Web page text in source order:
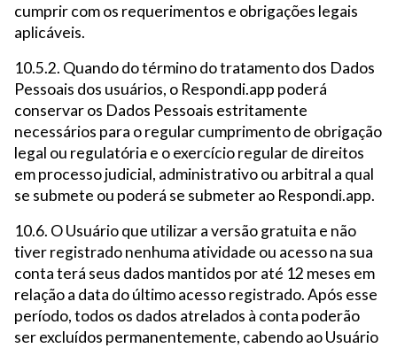
cumprir com os requerimentos e obrigações legais
aplicáveis.
10.5.2. Quando do término do tratamento dos Dados
Pessoais dos usuários, o Respondi.app poderá
conservar os Dados Pessoais estritamente
necessários para o regular cumprimento de obrigação
legal ou regulatória e o exercício regular de direitos
em processo judicial, administrativo ou arbitral a qual
se submete ou poderá se submeter ao Respondi.app.
10.6. O Usuário que utilizar a versão gratuita e não
tiver registrado nenhuma atividade ou acesso na sua
conta terá seus dados mantidos por até 12 meses em
relação a data do último acesso registrado. Após esse
período, todos os dados atrelados à conta poderão
ser excluídos permanentemente, cabendo ao Usuário